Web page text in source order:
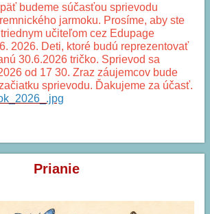
budeme súčasťou sprievodu
jarmoku. Prosíme, aby ste
učiteľom cez Edupage
2026. Deti, ktoré budú reprezentovať
30.6.2026 tričko. Sprievod sa
od 17 30. Zraz záujemcov bude
sprievodu. Ďakujeme za účasť.
Prianie